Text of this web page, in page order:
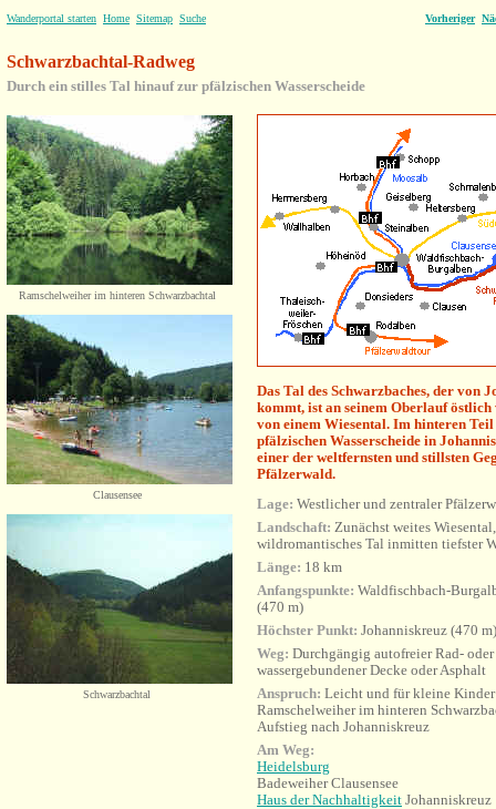
Wanderportal starten Home Sitemap Suche Vorheriger
Schwarzbachtal-Radweg
Durch ein stilles Tal hinauf zur pfälzischen Wasserscheide
Ramschelweiher im hinteren Schwarzbachtal
Clausensee
Schwarzbachtal
Das Tal des Schwarzbaches, der von
kommt, ist an seinem Oberlauf
von einem Wiesental. Im hinteren
pfälzischen Wasserscheide in
einer der weltfernsten und stillsten
Pfälzerwald.
Lage: Westlicher und zentraler
Landschaft: Zunächst weites
wildromantisches Tal inmitten tiefster
Länge: 18 km
Anfangspunkte: Waldfischbach-
(470 m)
Höchster Punkt: Johanniskreuz (470 m)
Weg: Durchgängig autofreier Rad-
wassergebundener Decke oder Asphalt
Anspruch: Leicht und für kleine
Ramschelweiher im hinteren
Aufstieg nach Johanniskreuz
Am Weg:
Heidelsburg
Badeweiher Clausensee
Haus der Nachhaltigkeit Johanniskreuz